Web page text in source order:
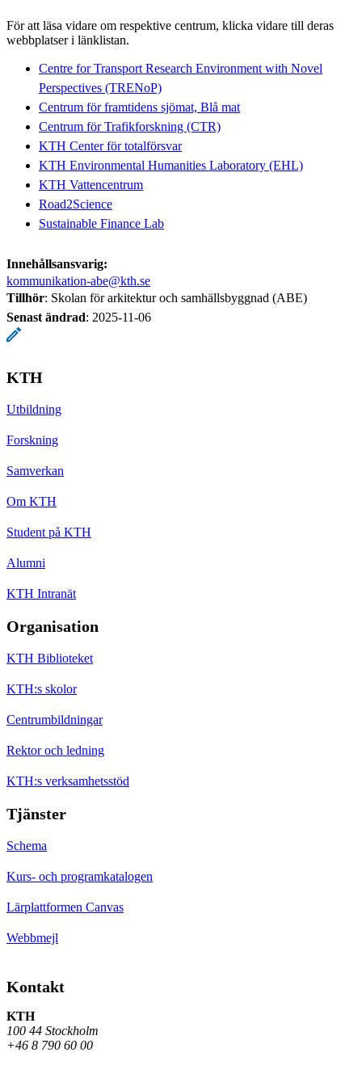
För att läsa vidare om respektive centrum, klicka vidare till deras
webbplatser i länklistan.
​​​​​​​Centre for Transport Research Environment with Novel
Perspectives (TRENoP)
Centrum för framtidens sjömat, Blå mat
Centrum för Trafikforskning (CTR)
KTH Center för totalförsvar​​​​​​​
KTH Environmental Humanities Laboratory (EHL)
KTH Vattencentrum
Road2Science
Sustainable Finance Lab
Innehållsansvarig:
kommunikation-abe@kth.se
Tillhör: Skolan för arkitektur och samhällsbyggnad (ABE)
Senast ändrad: 2025-11-06
KTH
Utbildning
Forskning
Samverkan
Om KTH
Student på KTH
Alumni
KTH Intranät
Organisation
KTH Biblioteket
KTH:s skolor
Centrumbildningar
Rektor och ledning
KTH:s verksamhetsstöd
Tjänster
Schema
Kurs- och programkatalogen
Lärplattformen Canvas
Webbmejl
Kontakt
KTH
100 44 Stockholm
+46 8 790 60 00